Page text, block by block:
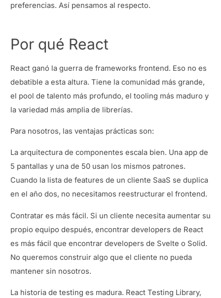
preferencias. Así pensamos al respecto.
Por qué React
React ganó la guerra de frameworks frontend. Eso no es
debatible a esta altura. Tiene la comunidad más grande,
el pool de talento más profundo, el tooling más maduro y
la variedad más amplia de librerías.
Para nosotros, las ventajas prácticas son:
La arquitectura de componentes escala bien. Una app de
5 pantallas y una de 50 usan los mismos patrones.
Cuando la lista de features de un cliente SaaS se duplica
en el año dos, no necesitamos reestructurar el frontend.
Contratar es más fácil. Si un cliente necesita aumentar su
propio equipo después, encontrar developers de React
es más fácil que encontrar developers de Svelte o Solid.
No queremos construir algo que el cliente no pueda
mantener sin nosotros.
La historia de testing es madura. React Testing Library,